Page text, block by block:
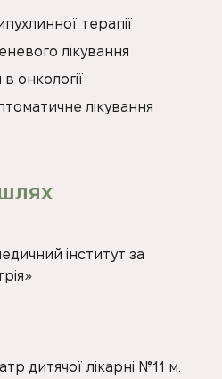
терапії
лікування
онкології
лікування
інститут за
дитячої лікарні №11 м.